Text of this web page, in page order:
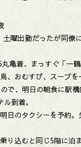
曜出勤だったが同僚
亀着、まっすぐ「一
、おむすび、スープ
、明日の朝食に駅構
ル到着。
のタクシーを予約。
込むと同じ5階に泊